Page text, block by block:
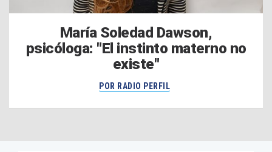
María Soledad Dawson,
psicóloga: "El instinto materno no
existe"
POR RADIO PERFIL